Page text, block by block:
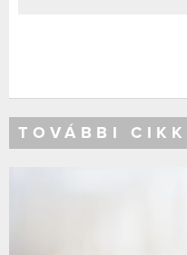
TOVÁBBI